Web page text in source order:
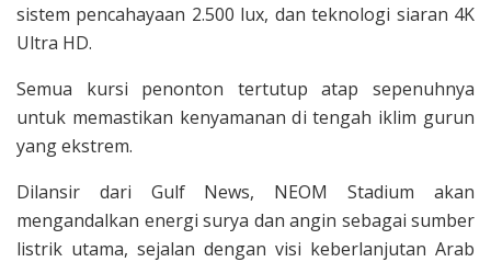
sistem pencahayaan 2.500 lux, dan teknologi siaran 4K
Ultra HD.
Semua kursi penonton tertutup atap sepenuhnya
untuk memastikan kenyamanan di tengah iklim gurun
yang ekstrem.
Dilansir dari Gulf News, NEOM Stadium akan
mengandalkan energi surya dan angin sebagai sumber
listrik utama, sejalan dengan visi keberlanjutan Arab